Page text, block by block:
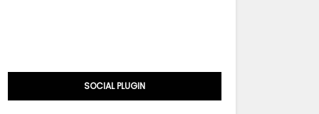
SOCIAL PLUGIN